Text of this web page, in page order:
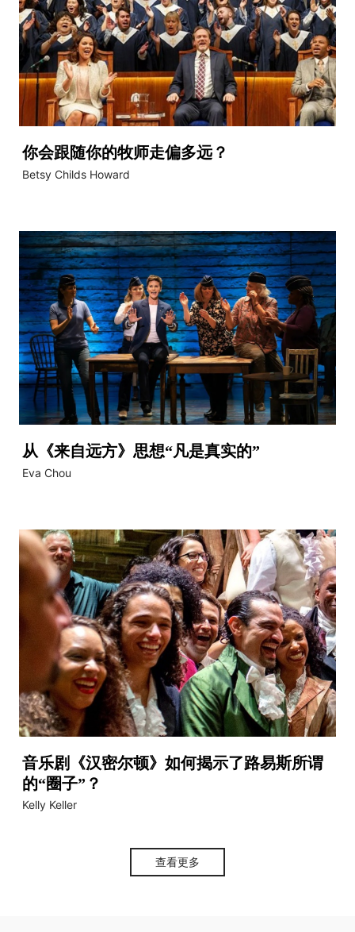
你会跟随你的牧师走偏多远？
Betsy Childs Howard
从《来自远方》思想“凡是真实的”
Eva Chou
音乐剧《汉密尔顿》如何揭示了路易斯所谓
的“圈子”？
Kelly Keller
查看更多